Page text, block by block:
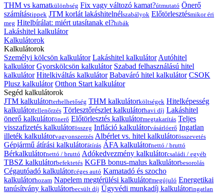
THM vs kamatkülönbség Fix vagy változó kamat?útmutató Önerő
számítástippek JTM korlát lakáshitelnélszabályok Előtörlesztésmikor éri
meg Hitelbírálat: miért utasítanak el?hibák
Lakáshitel kalkulátor
Kalkulátorok
Kalkulátorok
Személyi kölcsön kalkulátor Lakáshitel kalkulátor Autóhitel
kalkulátor Gyorskölcsön kalkulátor Szabad felhasználású hitel
kalkulátor Hitelkiváltás kalkulátor Babaváró hitel kalkulátor CSOK
Plusz kalkulátor Otthon Start kalkulátor
Segéd kalkulátorok
JTM kalkulátorterhelhetőség THM kalkulátorköltségek Hitelképesség
kalkulátorellenőrzés Törlesztőrészlet kalkulátorhavi díj Lakáshitel
önerő kalkulátorönerő Előtörlesztés kalkulátormegtakarítás Teljes
visszafizetés kalkulátorösszeg Infláció kalkulátorvásárlóerő Ingatlan
illeték kalkulátorvagyonszerzés Albérlet vs. hitel kalkulátorösszevetés
Gépjármű átírási kalkulátorátírás ÁFA kalkulátornettó / bruttó
Bérkalkulátornettó / bruttó Adókedvezmény kalkulátorcsaládi / egyéb
TBSZ kalkulátorbefektetés KGFB bonus-malus kalkulátorbesorolás
Cégautóadó kalkulátorcéges autó Kamatadó és szocho
kalkulátorhozam Napelem megtérülési kalkulátormegújuló Energetikai
tanúsítvány kalkulátorbecsült díj Ügyvédi munkadíj kalkulátoringatlan